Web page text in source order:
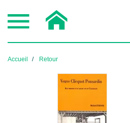
Accueil Retour